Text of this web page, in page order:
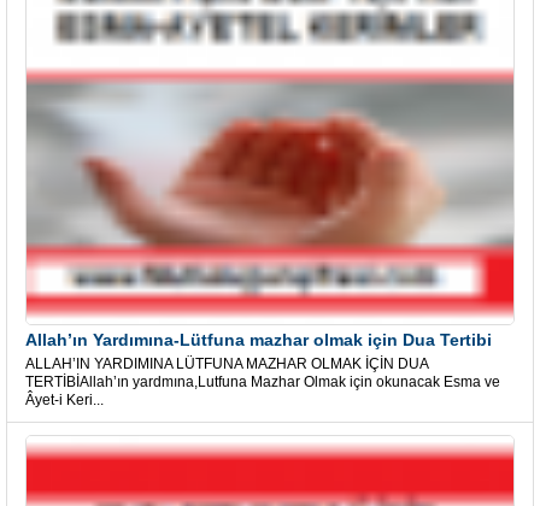
Allah’ın Yardımına-Lütfuna mazhar olmak için Dua Tertibi
ALLAH’IN YARDIMINA LÜTFUNA MAZHAR OLMAK İÇİN DUA
TERTİBİAllah’ın yardmına,Lutfuna Mazhar Olmak için okunacak Esma ve
Âyet-i Keri...